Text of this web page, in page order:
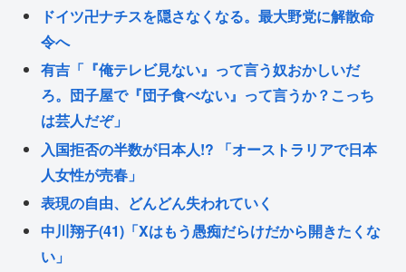
ドイツ卍ナチスを隠さなくなる。最大野党に解散命
令へ
有吉「『俺テレビ見ない』って言う奴おかしいだ
ろ。団子屋で『団子食べない』って言うか？こっち
は芸人だぞ」
入国拒否の半数が日本人!? 「オーストラリアで日本
人女性が売春」
表現の自由、どんどん失われていく
中川翔子(41)「Xはもう愚痴だらけだから開きたくな
い」